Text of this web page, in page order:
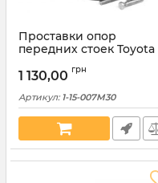
Проставки опор
передних стоек Toyota
007М30)
1 130,00 грн
Артикул: 1-15-007M30